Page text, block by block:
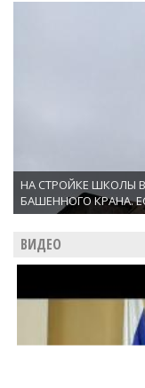
НА СТРОЙКЕ ШКОЛЫ В
БАШЕННОГО КРАНА.
ВИДЕО